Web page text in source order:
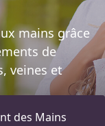
mains grâce
de
veines et
des Mains